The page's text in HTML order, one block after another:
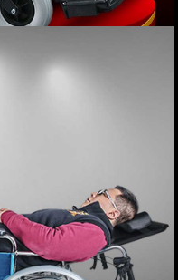
COFOE-